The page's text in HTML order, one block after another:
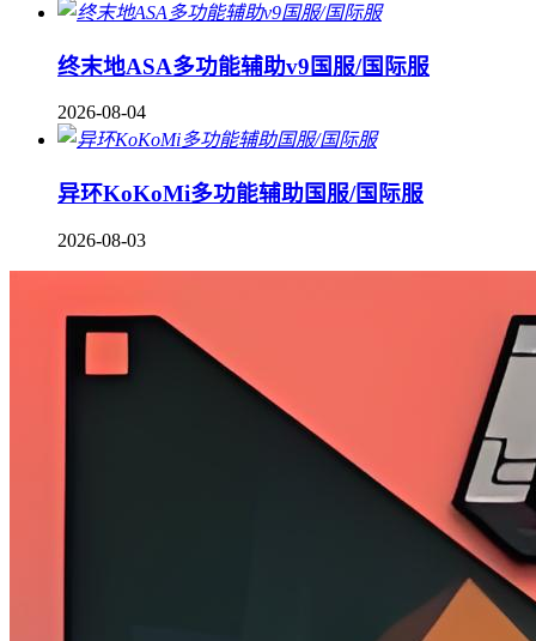
终末地ASA多功能辅助v9国服/国际服
2026-08-04
异环KoKoMi多功能辅助国服/国际服
2026-08-03